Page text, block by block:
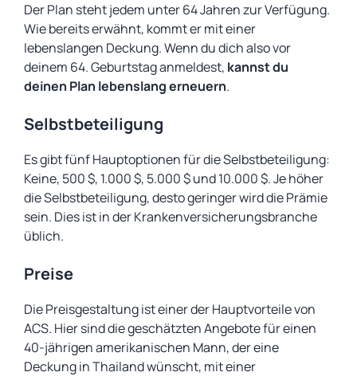
Der Plan steht jedem unter 64 Jahren zur Verfügung.
Wie bereits erwähnt, kommt er mit einer
lebenslangen Deckung. Wenn du dich also vor
deinem 64. Geburtstag anmeldest, kannst du
deinen Plan lebenslang erneuern.
Selbstbeteiligung
Es gibt fünf Hauptoptionen für die Selbstbeteiligung:
Keine, 500 $, 1.000 $, 5.000 $ und 10.000 $. Je höher
die Selbstbeteiligung, desto geringer wird die Prämie
sein. Dies ist in der Krankenversicherungsbranche
üblich.
Preise
Die Preisgestaltung ist einer der Hauptvorteile von
ACS. Hier sind die geschätzten Angebote für einen
40-jährigen amerikanischen Mann, der eine
Deckung in Thailand wünscht, mit einer